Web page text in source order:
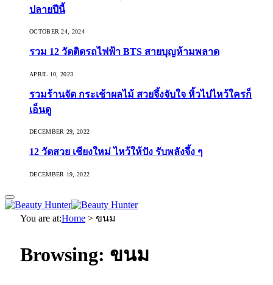
ปลายปีนี้
OCTOBER 24, 2024
รวม 12 วัดติดรถไฟฟ้า BTS สายบุญห้ามพลาด
APRIL 10, 2023
รวมร้านจัด กระเช้าผลไม้ สวยจึ้งจับใจ หิ้วไปไหว้ใครก็
เอ็นดู
DECEMBER 29, 2022
12 วัดสวย เชียงใหม่ ไหว้ให้ปัง รับพลังจึ้ง ๆ
DECEMBER 19, 2022
You are at:Home > ขนม
Browsing: ขนม